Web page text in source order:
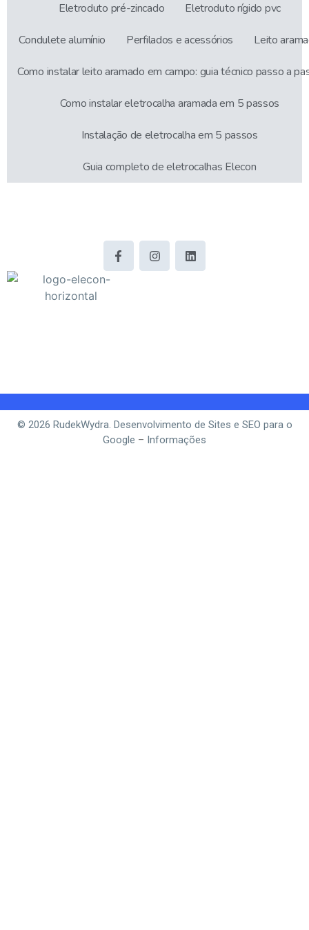
Eletroduto pré-zincado Eletroduto rígido pvc
Condulete alumínio Perfilados e acessórios Leito
Como instalar leito aramado em campo: guia técnico passo a
Como instalar eletrocalha aramada em 5 passos
Instalação de eletrocalha em 5 passos
Guia completo de eletrocalhas Elecon
© 2026 RudekWydra. Desenvolvimento de Sites e SEO para o
Google – Informações